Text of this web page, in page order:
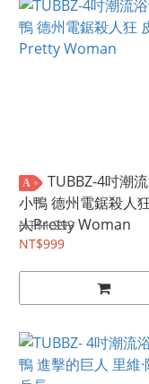
A
TUBBZ-4吋潮
小鴨 德州電鋸殺人
人Pretty Woman
NT$1,299
NT$999